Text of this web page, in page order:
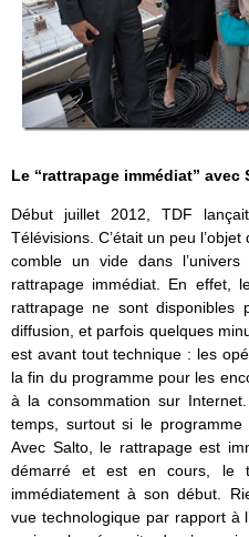
Le “rattrapage immédiat” avec
Début juillet 2012, TDF
Télévisions. C’était un peu
comble un vide dans
rattrapage immédiat. En effet,
rattrapage ne sont disponibles
diffusion, et parfois quelques
est avant tout technique : les
la fin du programme pour les
à la consommation sur
temps, surtout si le
Avec Salto, le rattrapage est
démarré et est en cours, le
immédiatement à son début.
vue technologique par rapport à